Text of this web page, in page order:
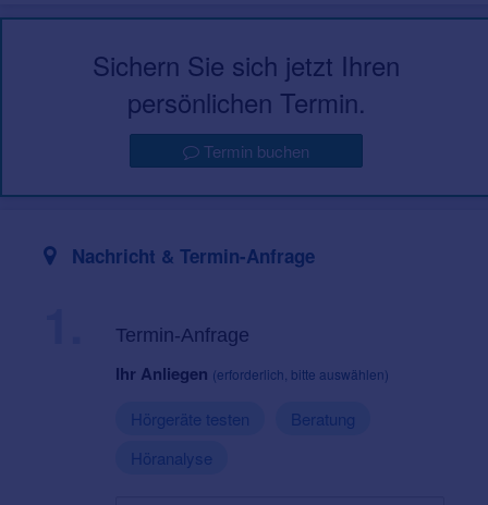
Sichern Sie sich jetzt Ihren
persönlichen Termin.
Termin buchen
Nachricht & Termin-Anfrage
Termin-Anfrage
Ihr Anliegen (erforderlich, bitte auswählen)
Hörgeräte testen
Beratung
Höranalyse